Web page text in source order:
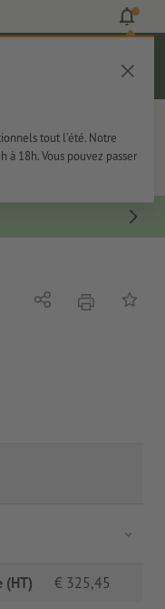
tout l’été. Notre
18h. Vous pouvez passer
Panier
Partagerimprimer
(HT) € 325,45